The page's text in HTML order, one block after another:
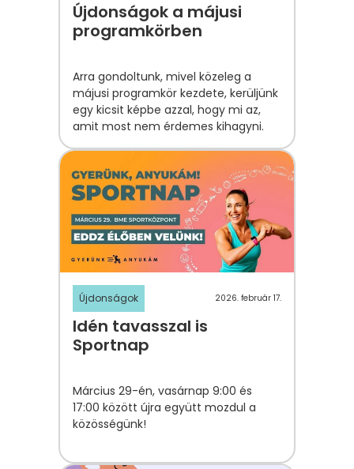
Újdonságok a májusi
programkörben
Arra gondoltunk, mivel közeleg a
májusi programkör kezdete, kerüljünk
egy kicsit képbe azzal, hogy mi az,
amit most nem érdemes kihagyni.
Újdonságok 2026. február 17.
Idén tavasszal is
Sportnap
Március 29-én, vasárnap 9:00 és
17:00 között újra együtt mozdul a
közösségünk!